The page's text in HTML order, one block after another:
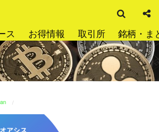
ス お得情報 取引所 銘柄・ま
索